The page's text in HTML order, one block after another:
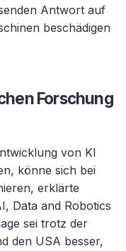
Antwort auf
beschädigen
Forschung
von KI
könne sich bei
erklärte
Data and Robotics
sei trotz der
den USA besser,